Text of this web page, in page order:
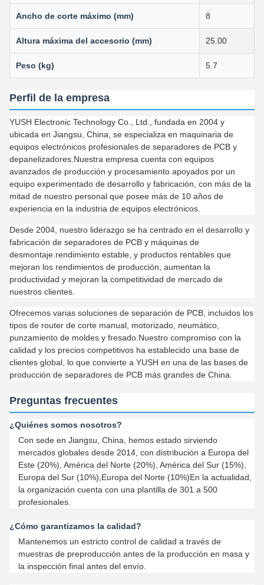
Ancho de corte máximo (mm) 8
Altura máxima del accesorio (mm) 25.00
Peso (kg) 5.7
Perfil de la empresa
YUSH Electronic Technology Co., Ltd., fundada en 2004 y
ubicada en Jiangsu, China, se especializa en maquinaria de
equipos electrónicos profesionales de separadores de PCB y
depanelizadores.Nuestra empresa cuenta con equipos
avanzados de producción y procesamiento apoyados por un
equipo experimentado de desarrollo y fabricación, con más de la
mitad de nuestro personal que posee más de 10 años de
experiencia en la industria de equipos electrónicos.
Desde 2004, nuestro liderazgo se ha centrado en el desarrollo y
fabricación de separadores de PCB y máquinas de
desmontaje.rendimiento estable, y productos rentables que
mejoran los rendimientos de producción, aumentan la
productividad y mejoran la competitividad de mercado de
nuestros clientes.
Ofrecemos varias soluciones de separación de PCB, incluidos los
tipos de router de corte manual, motorizado, neumático,
punzamiento de moldes y fresado.Nuestro compromiso con la
calidad y los precios competitivos ha establecido una base de
clientes global, lo que convierte a YUSH en una de las bases de
producción de separadores de PCB más grandes de China.
Preguntas frecuentes
¿Quiénes somos nosotros?
Con sede en Jiangsu, China, hemos estado sirviendo
mercados globales desde 2014, con distribución a Europa del
Este (20%), América del Norte (20%), América del Sur (15%),
Europa del Sur (10%),Europa del Norte (10%)En la actualidad,
la organización cuenta con una plantilla de 301 a 500
profesionales.
¿Cómo garantizamos la calidad?
Mantenemos un estricto control de calidad a través de
muestras de preproducción antes de la producción en masa y
la inspección final antes del envío.